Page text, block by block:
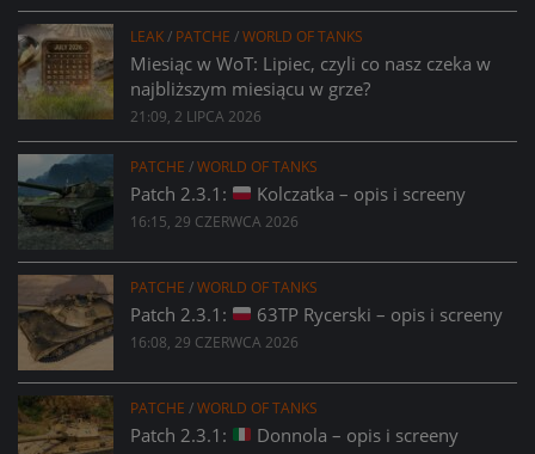
LEAK/ PATCHE /WORLD OF TANKS
Miesiąc w WoT: Lipiec, czyli co nasz czeka w
najbliższym miesiącu w grze?
21:09, 2 LIPCA 2026
PATCHE /WORLD OF TANKS
Patch 2.3.1: Kolczatka – opis i screeny
16:15, 29 CZERWCA 2026
PATCHE /WORLD OF TANKS
Patch 2.3.1: 63TP Rycerski – opis i screeny
16:08, 29 CZERWCA 2026
PATCHE /WORLD OF TANKS
Patch 2.3.1: Donnola – opis i screeny